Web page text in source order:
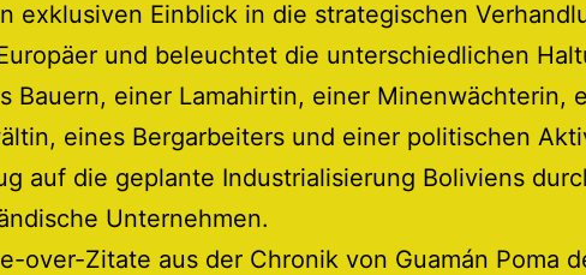
exklusiven Einblick in die strategischen
und beleuchtet die unterschiedlichen
Bauern, einer Lamahirtin, einer Minenwächterin,
eines Bergarbeiters und einer politischen
auf die geplante Industrialisierung Boliviens
Unternehmen.
over-Zitate aus der Chronik von Guamán Poma